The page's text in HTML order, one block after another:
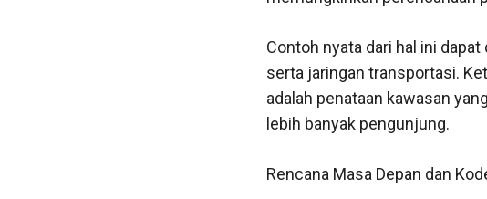
Contoh nyata dari hal ini
serta jaringan transportasi.
adalah penataan kawasan
lebih banyak pengunjung.
Rencana Masa Depan dan